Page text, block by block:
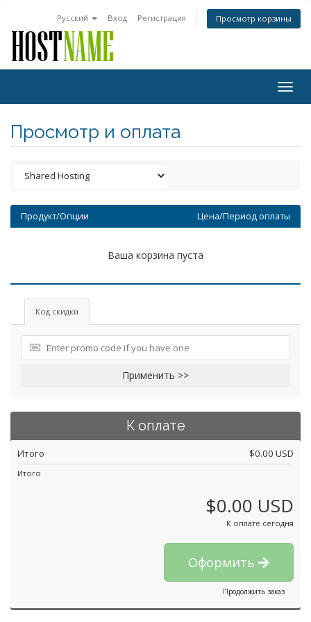
Русский Вход Регистрация Просмотр корзины
Просмотр и оплата
Продукт/Опции Цена/Период оплаты
Ваша корзина пуста
Код скидки
Применить >>
К оплате
Итого $0.00 USD
Итого
$0.00 USD
К оплате сегодня
Оформить
Продолжить заказ